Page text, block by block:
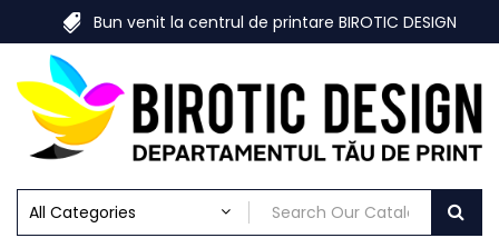
Bun venit la centrul de printare BIROTIC DESIGN
MENU
Despre
Print
Digital
Print
Offset
Materiale
Marketing